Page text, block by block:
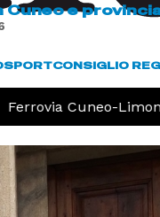
Cuneo e
SPORTCONSIGLIO
Cuneo-